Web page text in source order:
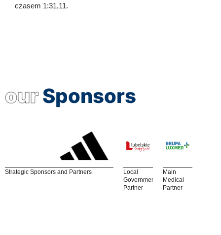
czasem 1:31,11.
ourSponsors
Strategic Sponsors and Partners
Local
Government
Partner
Main
Medical
Partner